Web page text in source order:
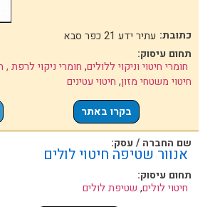
כתובת: עתיר ידע 21 כפר סבא
תחום עיסוק:
חומרי חיטוי וניקוי ללולים,חומרי ניקוי לרפת ,
חיטוי משטחי מזון,חיטוי עטינים
בקרו באתר
שם החברה / עסק:
אנוור שטיפה חיטוי לולים
תחום עיסוק:
חיטוי לולים,שטיפת לולים